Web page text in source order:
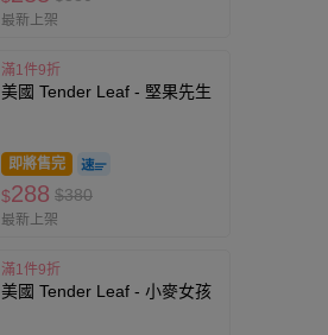
最新上架
滿1件9折
美國 Tender Leaf - 堅果先生
即將售完
$288 $380
最新上架
滿1件9折
美國 Tender Leaf - 小麥女孩